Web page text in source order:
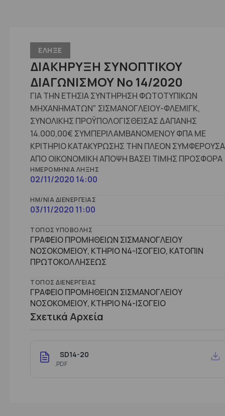
ΕΛΗΞΕ
ΔΙΑΚΗΡΥΞΗ ΣΥΝΟΠΤΙΚΟΥ
ΔΙΑΓΩΝΙΣΜΟΥ No 14/2020
ΓΙΑ ΤΗΝ ΕΤΗΣΙΑ ΣΥΝΤΗΡΗΣΗ ΦΩΤΟΤΥΠΙΚΩΝ
ΜΗΧΑΝΗΜΑΤΩΝ" ΣΙΣΜΑΝΟΓΛΕΙΟΥ-ΦΛΕΜΙΓΚ,
ΣΥΝΟΛΙΚΗΣ ΠΡΟΫΠΟΛΟΓΙΣΘΕΙΣΑΣ ΔΑΠΑΝΗΣ
14.000,00€ ΣΥΜΠΕΡΙΛΑΜΒΑΝΟΜΕΝΟΥ ΦΠΑ ΜΕ
ΚΡΙΤΗΡΙΟ ΚΑΤΑΚΥΡΩΣΗΣ ΤΗΝ ΠΛΕΟΝ ΣΥΜΦΕΡΟΥΣΑ
ΑΠΟ ΟΙΚΟΝΟΜΙΚΗ ΑΠΟΨΗ ΒΑΣΕΙ ΤΙΜΗΣ ΠΡΟΣΦΟΡΑ
ΗΜΕΡΟΜΗΝΊΑ ΛΉΞΗΣ
02/11/2020 14:00
ΗΜ/ΝΊΑ ΔΙΕΝΈΡΓΕΙΑΣ
03/11/2020 11:00
ΤΌΠΟΣ ΥΠΟΒΟΛΉΣ
ΓΡΑΦΕΙΟ ΠΡΟΜΗΘΕΙΩΝ ΣΙΣΜΑΝΟΓΛΕΙΟΥ
ΝΟΣΟΚΟΜΕΙΟΥ, ΚΤΗΡΙΟ Ν4-ΙΣΟΓΕΙΟ, ΚΑΤΟΠΙΝ
ΠΡΩΤΟΚΟΛΛΗΣΕΩΣ
ΤΌΠΟΣ ΔΙΕΝΈΡΓΕΙΑΣ
ΓΡΑΦΕΙΟ ΠΡΟΜΗΘΕΙΩΝ ΣΙΣΜΑΝΟΓΛΕΙΟΥ
ΝΟΣΟΚΟΜΕΙΟΥ, ΚΤHΡΙΟ Ν4-ΙΣΟΓΕΙΟ
Σχετικά Αρχεία
SD14-20
.PDF